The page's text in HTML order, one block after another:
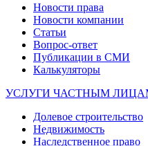
Новости права
Новости компании
Статьи
Вопрос-ответ
Публикации в СМИ
Калькуляторы
УСЛУГИ ЧАСТНЫМ
Долевое строительство
Недвижимость
Наследственное право